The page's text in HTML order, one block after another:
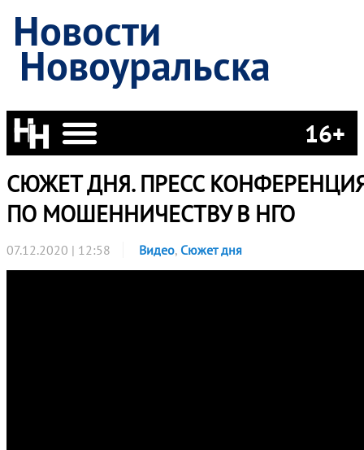
Новости
Новоуральска
16+
СЮЖЕТ ДНЯ. ПРЕСС
ПО МОШЕННИЧЕСТВУ В НГО
07.12.2020 | 12:58 Видео, Сюжет дня